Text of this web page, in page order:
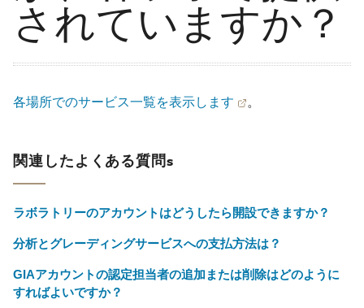
されていますか？
各場所でのサービス一覧を表示します 。
関連したよくある質問s
ラボラトリーのアカウントはどうしたら開設できますか？
分析とグレーディングサービスへの支払方法は？
GIAアカウントの認定担当者の追加または削除はどのように
すればよいですか？